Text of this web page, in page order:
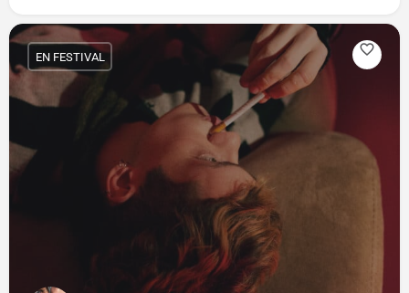
EN FESTIVAL